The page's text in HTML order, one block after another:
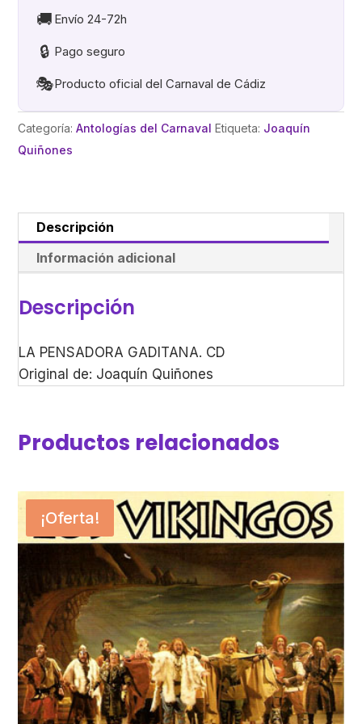
🚚 Envío 24-72h
🔒 Pago seguro
🎭Producto oficial del Carnaval de Cádiz
Categoría:Antologías del Carnaval Etiqueta: Joaquín
Quiñones
Descripción
Información adicional
Descripción
LA PENSADORA GADITANA. CD
Original de: Joaquín Quiñones
Productos relacionados
¡Oferta!